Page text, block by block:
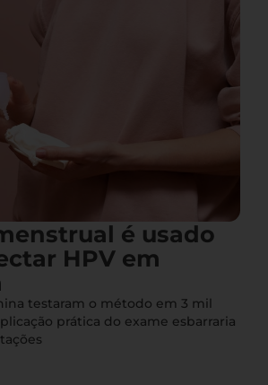
é usado
HPV em
testaram o método em 3 mil
prática do exame esbarraria